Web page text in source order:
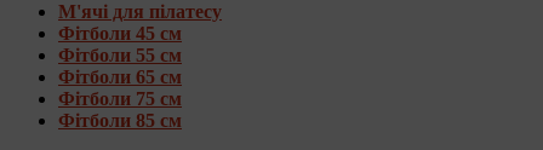
М'ячі для пілатесу
Фітболи 45 см
Фітболи 55 см
Фітболи 65 см
Фітболи 75 см
Фітболи 85 см